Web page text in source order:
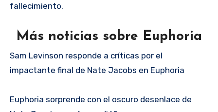
fallecimiento.
Más noticias sobre Euphoria
Sam Levinson responde a críticas por el
impactante final de Nate Jacobs en Euphoria
Euphoria sorprende con el oscuro desenlace de